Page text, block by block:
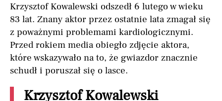
Krzysztof Kowalewski odszedł 6 lutego w wieku
83 lat. Znany aktor przez ostatnie lata zmagał się
z poważnymi problemami kardiologicznymi.
Przed rokiem media obiegło zdjęcie aktora,
które wskazywało na to, że gwiazdor znacznie
schudł i poruszał się o lasce.
Krzysztof Kowalewski